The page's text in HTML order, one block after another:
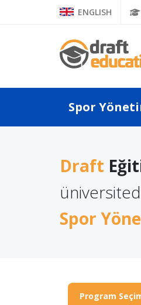
ENGLISH
Spor
Draft
Spor
Litvanya'da
Lisans
Avantajları
Program